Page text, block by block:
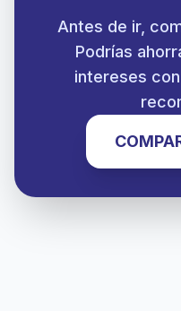
Antes de ir,
Podrías
intereses